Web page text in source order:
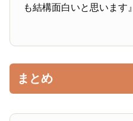
も結構面白いと思います』
まとめ